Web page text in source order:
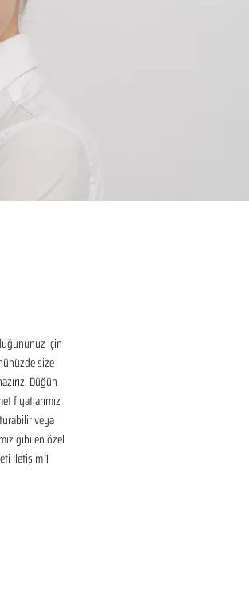
için
size
Düğün
fiyatlarımız
veya
gibi en özel
İletişim 1